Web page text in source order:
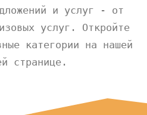
и услуг - от
услуг. Откройте
категории на нашей
странице.